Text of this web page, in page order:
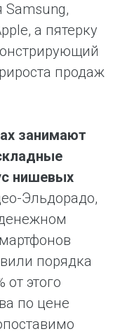
Samsung,
а пятерку
продаж
занимают
нишевых
Эльдорадо,
порядка
этого
по цене